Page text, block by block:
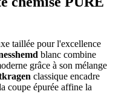
taillée pour l'excellence
blanc combine
grâce à son mélange
classique encadre
coupe épurée affine la